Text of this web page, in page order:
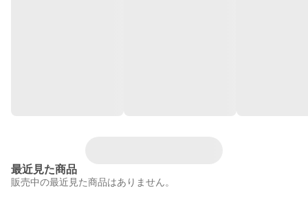
最近見た商品
販売中の最近見た商品はありません。